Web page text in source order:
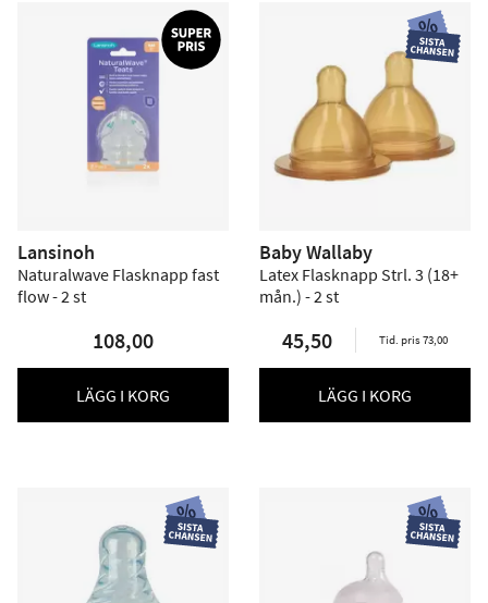
Lansinoh
Naturalwave Flasknapp fast
flow - 2 st
108,00
LÄGG I KORG
Baby Wallaby
Latex Flasknapp Strl. 3 (18+
mån.) - 2 st
45,50 Tid. pris 73,00
LÄGG I KORG